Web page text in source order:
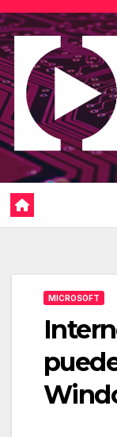
Saltar
al
contenido
MICROSOFT